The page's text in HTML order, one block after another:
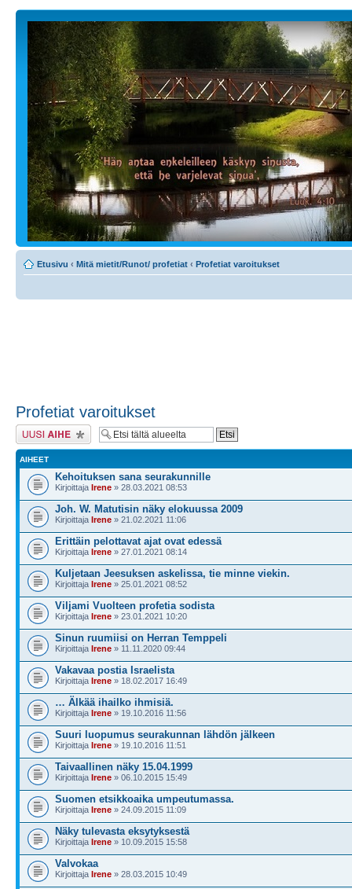
Etusivu ‹ Mitä mietit/Runot/ profetiat ‹ Profetiat varoitukset
Profetiat varoitukset
Lähetä uusi viesti
AIHEET
Kehoituksen sana seurakunnille
Kirjoittaja Irene » 28.03.2021 08:53
Joh. W. Matutisin näky elokuussa 2009
Kirjoittaja Irene » 21.02.2021 11:06
Erittäin pelottavat ajat ovat edessä
Kirjoittaja Irene » 27.01.2021 08:14
Kuljetaan Jeesuksen askelissa, tie minne viekin.
Kirjoittaja Irene » 25.01.2021 08:52
Viljami Vuolteen profetia sodista
Kirjoittaja Irene » 23.01.2021 10:20
Sinun ruumiisi on Herran Temppeli
Kirjoittaja Irene » 11.11.2020 09:44
Vakavaa postia Israelista
Kirjoittaja Irene » 18.02.2017 16:49
… Älkää ihailko ihmisiä.
Kirjoittaja Irene » 19.10.2016 11:56
Suuri luopumus seurakunnan lähdön jälkeen
Kirjoittaja Irene » 19.10.2016 11:51
Taivaallinen näky 15.04.1999
Kirjoittaja Irene » 06.10.2015 15:49
Suomen etsikkoaika umpeutumassa.
Kirjoittaja Irene » 24.09.2015 11:09
Näky tulevasta eksytyksestä
Kirjoittaja Irene » 10.09.2015 15:58
Valvokaa
Kirjoittaja Irene » 28.03.2015 10:49